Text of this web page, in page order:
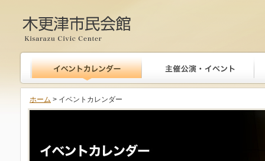
木更津市民会館
ホーム > イベントカレンダー